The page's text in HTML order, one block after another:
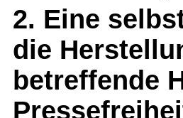
2. Eine
die
betreffende